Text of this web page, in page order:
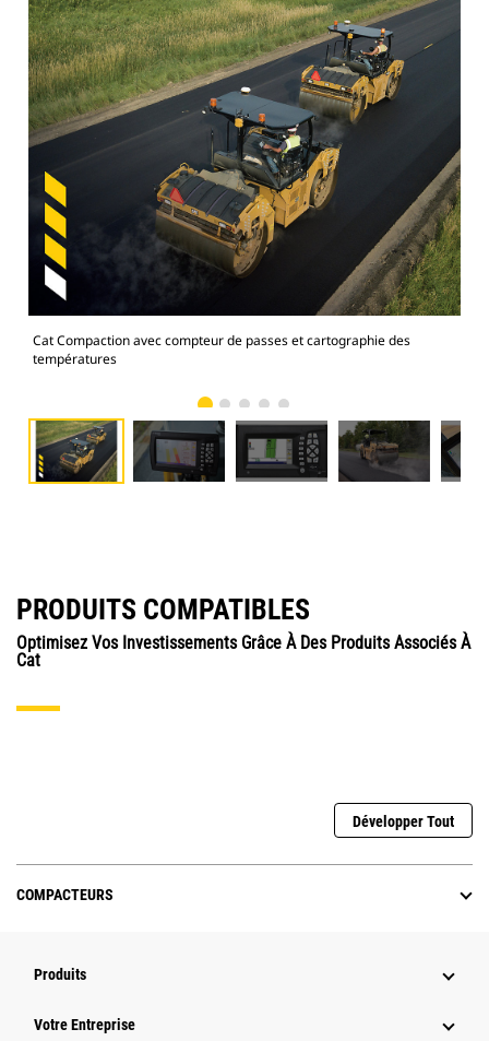
Cat Compaction avec compteur de passes et cartographie des
températures
PRODUITS COMPATIBLES
Optimisez Vos Investissements Grâce À Des Produits Associés À
Cat
Développer Tout
COMPACTEURS
Produits
Votre Entreprise